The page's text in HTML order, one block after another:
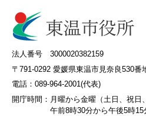
法人番号 3000020382159
〒791-0292 愛媛県東温市見奈良530番
電話：089-964-2001(代表)
開庁時間： 月曜から金曜（土日、祝日
午前8時30分から午後5時15